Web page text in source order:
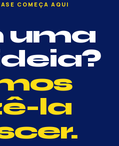
COMEÇA AQUI
uma
la